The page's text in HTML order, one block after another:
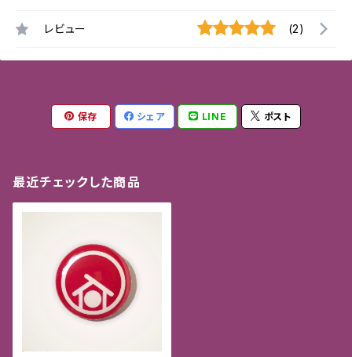
レビュー (2)
保存 シェア LINE ポスト
最近チェックした商品